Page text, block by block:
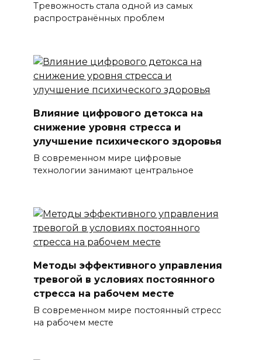
Тревожность стала одной из самых
распространённых проблем
Влияние цифрового детокса на
снижение уровня стресса и
улучшение психического здоровья
В современном мире цифровые
технологии занимают центральное
Методы эффективного управления
тревогой в условиях постоянного
стресса на рабочем месте
В современном мире постоянный стресс
на рабочем месте